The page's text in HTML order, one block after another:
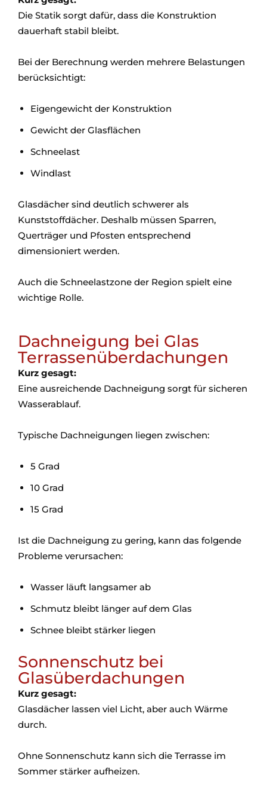
Die Statik sorgt dafür, dass die Konstruktion
dauerhaft stabil bleibt.
Bei der Berechnung werden mehrere Belastungen
berücksichtigt:
Eigengewicht der Konstruktion
Gewicht der Glasflächen
Schneelast
Windlast
Glasdächer sind deutlich schwerer als
Kunststoffdächer. Deshalb müssen Sparren,
Querträger und Pfosten entsprechend
dimensioniert werden.
Auch die Schneelastzone der Region spielt eine
wichtige Rolle.
Dachneigung bei Glas
Terrassenüberdachungen
Kurz gesagt:
Eine ausreichende Dachneigung sorgt für sicheren
Wasserablauf.
Typische Dachneigungen liegen zwischen:
5 Grad
10 Grad
15 Grad
Ist die Dachneigung zu gering, kann das folgende
Probleme verursachen:
Wasser läuft langsamer ab
Schmutz bleibt länger auf dem Glas
Schnee bleibt stärker liegen
Sonnenschutz bei
Glasüberdachungen
Kurz gesagt:
Glasdächer lassen viel Licht, aber auch Wärme
durch.
Ohne Sonnenschutz kann sich die Terrasse im
Sommer stärker aufheizen.